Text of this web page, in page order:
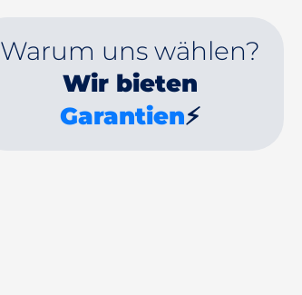
Warum uns wählen?
Wir bieten
Garantien⚡